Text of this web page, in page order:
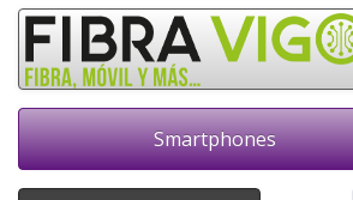
Smartphones